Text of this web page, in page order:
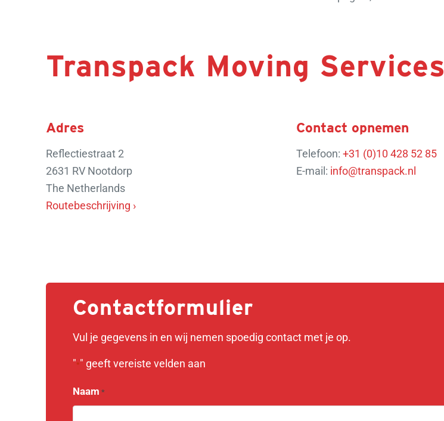
Transpack Moving Services
Adres
Reflectiestraat 2
2631 RV Nootdorp
The Netherlands
Routebeschrijving ›
Contact opnemen
Telefoon:+31 (0)10 428 52 85
E-mail: info@transpack.nl
Contactformulier
Vul je gegevens in en wij nemen spoedig contact met je op.
"*" geeft vereiste velden aan
Naam *